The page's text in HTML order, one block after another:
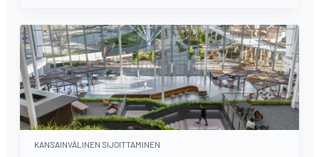
huolimatta osake kääntyi
jälkipörssikaupankäynnissä lievään laskuun.
Miksi näin kävi?
KANSAINVÄLINEN SIJOITTAMINEN